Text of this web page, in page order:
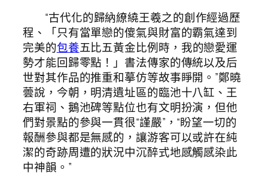
“古代化的歸納繚繞王羲之的創作經過歷
程、「只有當單戀的傻氣與財富的霸氣達到
完美的包養五比五黃金比例時，我的戀愛運
勢才能回歸零點！」書法傳家的傳統以及后
世對其作品的推重和摹仿等故事睜開。”鄭曉
蕓說，今朝，明清遺址區的臨池十八缸、王
右軍祠、鵝池碑等點位也有文明扮演，但他
們對景點的參與一貫很“謹嚴”，“盼望一切的
報酬參與都是無感的，讓游客可以或許在純
潔的奇跡周遭的狀況中沉醉式地感觸感染此
中神韻。”